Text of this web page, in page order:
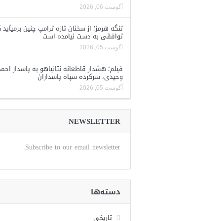
آگوست 06, 2026
تنگه هرمز؛ از سخنان تازه ترامپ چنین
توافقی به دست نیامده است
آگوست 05, 2026
فیلم؛ هشدار قاطعانه نتانیاهو به پاسدار
وحیدی، سرکرده سپاه پاسداران
آگوست 05, 2026
NEWSLETTER
Subscribe to our email newsletter.
دسته‌ها
تاریخی